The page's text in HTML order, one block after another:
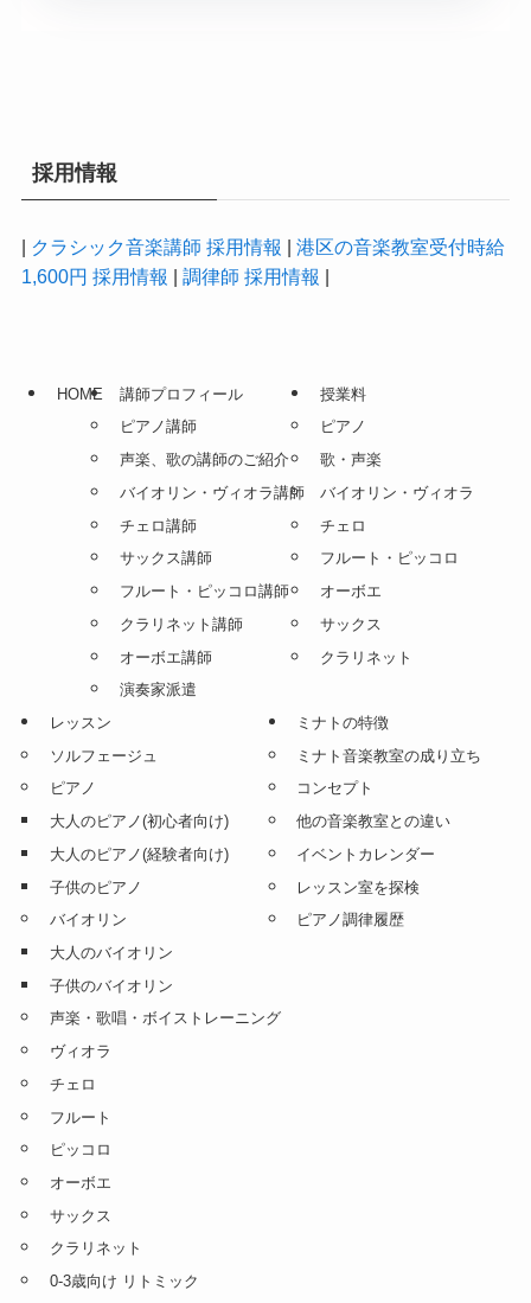
採用情報
| クラシック音楽講師 採用情報 | 港区の音楽教室受付時給
1,600円 採用情報 | 調律師 採用情報 |
HOME
講師プロフィール
ピアノ講師
声楽、歌の講師のご紹介
バイオリン・ヴィオラ講師
チェロ講師
サックス講師
フルート・ピッコロ講師
クラリネット講師
オーボエ講師
演奏家派遣
授業料
ピアノ
歌・声楽
バイオリン・ヴィオラ
チェロ
フルート・ピッコロ
オーボエ
サックス
クラリネット
レッスン
ソルフェージュ
ピアノ
大人のピアノ(初心者向け)
大人のピアノ(経験者向け)
子供のピアノ
バイオリン
大人のバイオリン
子供のバイオリン
声楽・歌唱・ボイストレーニング
ヴィオラ
チェロ
フルート
ピッコロ
オーボエ
サックス
クラリネット
0-3歳向け リトミック
ミナトの特徴
ミナト音楽教室の成り立ち
コンセプト
他の音楽教室との違い
イベントカレンダー
レッスン室を探検
ピアノ調律履歴